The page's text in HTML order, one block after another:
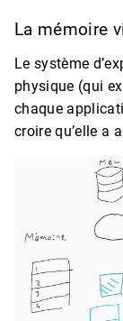
La mémoire
Le système
physique (qui
chaque
croire qu’elle a